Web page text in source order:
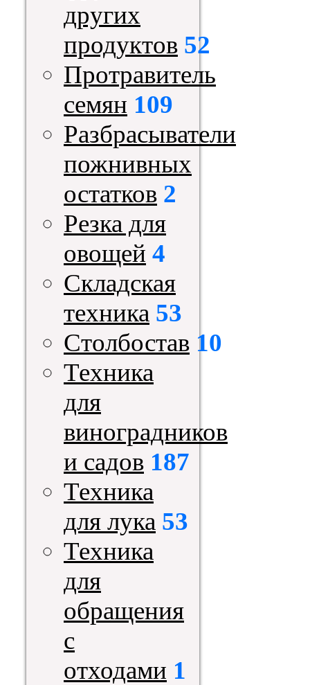
других
продуктов 52
Протравитель
семян 109
Разбрасыватели
пожнивных
остатков 2
Резка для
овощей 4
Складская
техника 53
Столбостав 10
Техника
для
виноградников
и садов 187
Техника
для лука 53
Техника
для
обращения
с
отходами 1